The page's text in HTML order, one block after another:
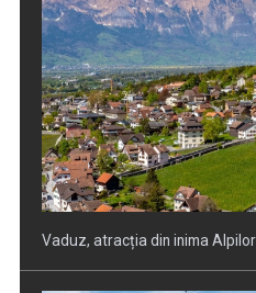
Vaduz, atracția din inima Alpilor